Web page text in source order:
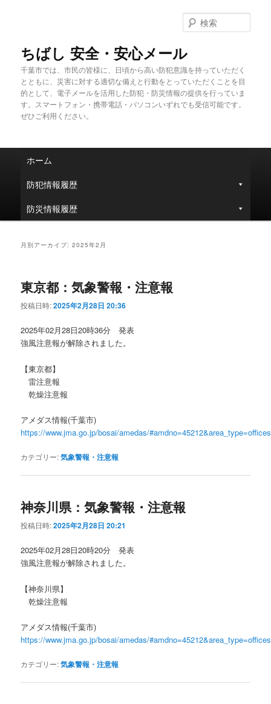
ちばし 安全・安心メール
千葉市では、市民の皆様に、日頃から高い防犯意識を持っていただく
とともに、災害に対する適切な備えと行動をとっていただくことを目
的として、電子メールを活用した防犯・防災情報の提供を行っていま
す。スマートフォン・携帯電話・パソコンいずれでも受信可能です。
ぜひご利用ください。
索
ュ
ホーム
防犯情報履歴
防災情報履歴
月別アーカイブ:2025年2月
東京都：気象警報・注意報
投稿日時:2025年2月28日 20:36
2025年02月28日20時36分 発表
強風注意報が解除されました。
【東京都】
雷注意報
乾燥注意報
アメダス情報(千葉市)
https://www.jma.go.jp/bosai/amedas/
カテゴリー:気象警報・注意報
神奈川県：気象警報・注意報
投稿日時:2025年2月28日 20:21
2025年02月28日20時20分 発表
強風注意報が解除されました。
【神奈川県】
乾燥注意報
アメダス情報(千葉市)
https://www.jma.go.jp/bosai/amedas/
カテゴリー:気象警報・注意報